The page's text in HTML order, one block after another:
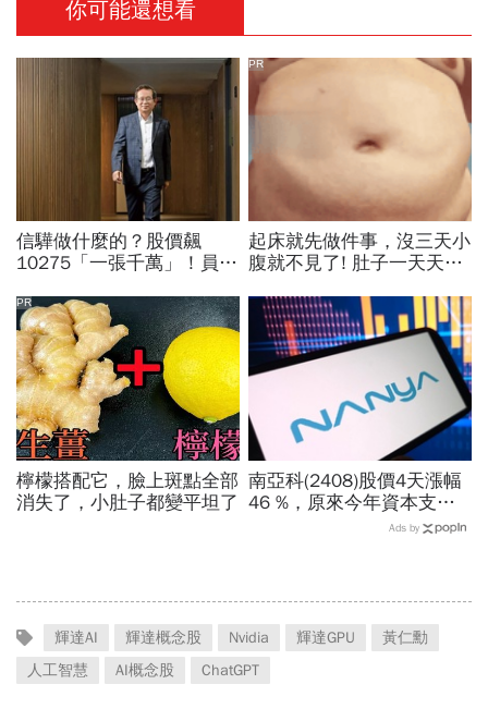
你可能還想看
信驊做什麼的？股價飆
10275「一張千萬」！員工
工程師如何孵出「萬金股」
起床就先做件事，沒三天小
腹就不見了! 肚子一天天變
PR
檸檬搭配它，臉上斑點全部
消失了，小肚子都變平坦了
PR
南亞科(2408)股價4天漲幅
46 %，原來今年資本支出
拉高、7月營收增7倍破
Ads by
輝達AI 輝達概念股 Nvidia 輝達GPU
黃仁勳
人工智慧
AI概念股 ChatGPT